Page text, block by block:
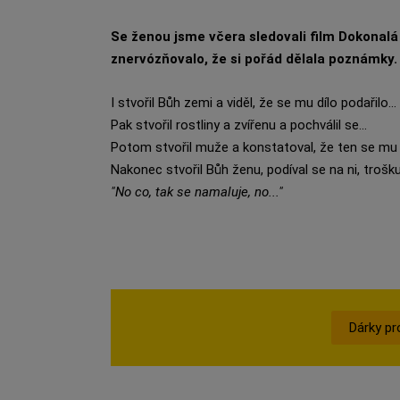
Se ženou jsme včera sledovali film
znervózňovalo, že si pořád dělala poznámky.
I stvořil Bůh zemi a viděl, že se mu dílo podařilo...
Pak stvořil rostliny a zvířenu a pochválil se...
Potom stvořil muže a konstatoval, že ten se mu
Nakonec stvořil Bůh ženu, podíval se na ni,
"No co, tak se namaluje, no..."
Dárky